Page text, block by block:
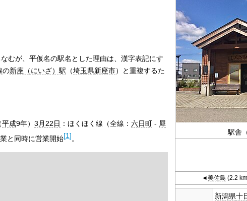
駅舎
◄美佐島 (2.2
新潟県十
むが、平仮名の駅名とした理由は、漢字表記にす
の新座（にいざ）駅 （埼玉県新座市）と重複するた
平成9年） 3月22日 ：ほくほく線（全線： 六日町- 犀
と同時に営業開始[1]。